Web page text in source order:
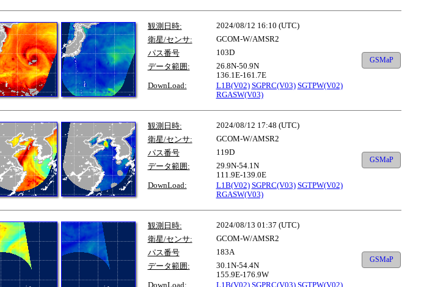
観測日時:
2024/08/12 16:10 (UTC)
衛星/センサ:
GCOM-W/AMSR2
パス番号
103D
データ範囲:
26.8N-50.9N
136.1E-161.7E
DownLoad:
L1B(V02) SGPRC(V03) SGTPW(V02)
RGASW(V03)
GSMaP
観測日時:
2024/08/12 17:48 (UTC)
衛星/センサ:
GCOM-W/AMSR2
パス番号
119D
データ範囲:
29.9N-54.1N
111.9E-139.0E
DownLoad:
L1B(V02) SGPRC(V03) SGTPW(V02)
RGASW(V03)
GSMaP
観測日時:
2024/08/13 01:37 (UTC)
衛星/センサ:
GCOM-W/AMSR2
パス番号
183A
データ範囲:
30.1N-54.4N
155.9E-176.9W
DownLoad:
L1B(V02) SGPRC(V03) SGTPW(V02)
GSMaP